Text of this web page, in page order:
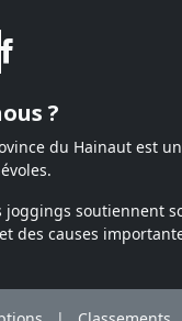
?
du Hainaut est
joggings soutiennent
des causes